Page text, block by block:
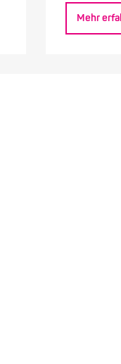
Mehr